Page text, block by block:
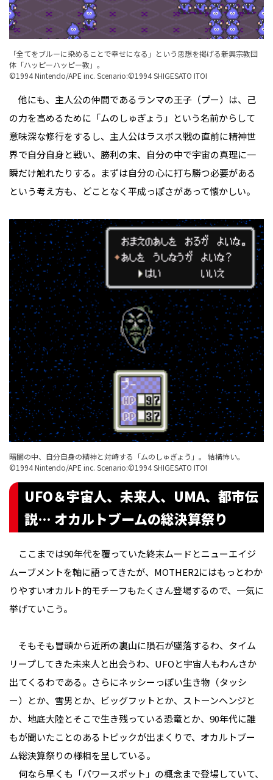
「全てをブルーに染めることで幸せになる」という思想を掲げる新興宗教団
体「ハッピーハッピー教」。
©1994 Nintendo/APE inc. Scenario:©1994 SHIGESATO ITOI
他にも、主人公の仲間であるランマの王子（プー）は、己
の力を高めるために「ムのしゅぎょう」という名前からして
意味深な修行をするし、主人公はラスボス戦の直前に精神世
界で自分自身と戦い、勝利の末、自分の中で宇宙の真理に一
瞬だけ触れたりする。まずは自分の心に打ち勝つ必要がある
という考え方も、どことなく平成っぽさがあって懐かしい。
暗闇の中、自分自身の精神と対峙する「ムのしゅぎょう」。 結構怖い。
©1994 Nintendo/APE inc. Scenario:©1994 SHIGESATO ITOI
UFO＆宇宙人、未来人、UMA、都市伝
説… オカルトブームの総決算祭り
ここまでは90年代を覆っていた終末ムードとニューエイジ
ムーブメントを軸に語ってきたが、MOTHER2にはもっとわか
りやすいオカルト的モチーフもたくさん登場するので、一気に
挙げていこう。
そもそも冒頭から近所の裏山に隕石が墜落するわ、タイム
リープしてきた未来人と出会うわ、UFOと宇宙人もわんさか
出てくるわである。さらにネッシーっぽい生き物（タッシ
ー）とか、雪男とか、ビッグフットとか、ストーンヘンジと
か、地底大陸とそこで生き残っている恐竜とか、90年代に誰
もが聞いたことのあるトピックが出まくりで、オカルトブー
ム総決算祭りの様相を呈している。
何なら早くも「パワースポット」の概念まで登場していて、